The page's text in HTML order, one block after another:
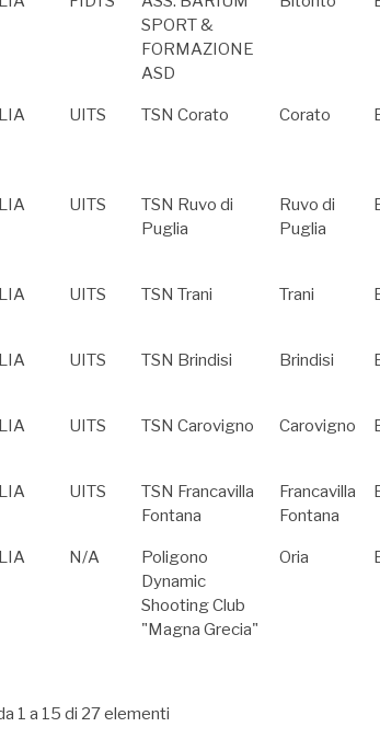
SPORT &
FORMAZIONE
ASD
UITS TSN Corato Corato
UITS
TSN Ruvo di
Puglia
Ruvo di
Puglia
UITS TSN Trani Trani
UITS TSN Brindisi Brindisi
UITS TSN Carovigno Carovigno
UITS
TSN Francavilla
Fontana
Francavilla
Fontana
N/A
Poligono
Dynamic
Shooting Club
"Magna Grecia"
Oria
1 a 15 di 27 elementi